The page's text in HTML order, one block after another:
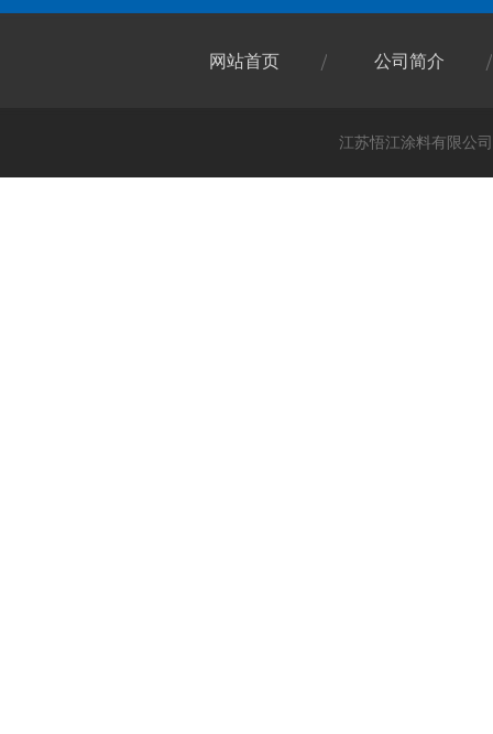
网站首页 公司简介
江苏悟江涂料有限公